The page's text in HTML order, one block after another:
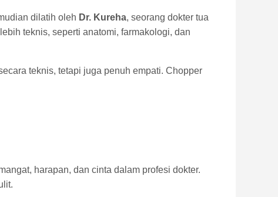
dilatih oleh Dr. Kureha, seorang dokter tua
teknis, seperti anatomi, farmakologi, dan
teknis, tetapi juga penuh empati. Chopper
harapan, dan cinta dalam profesi dokter.